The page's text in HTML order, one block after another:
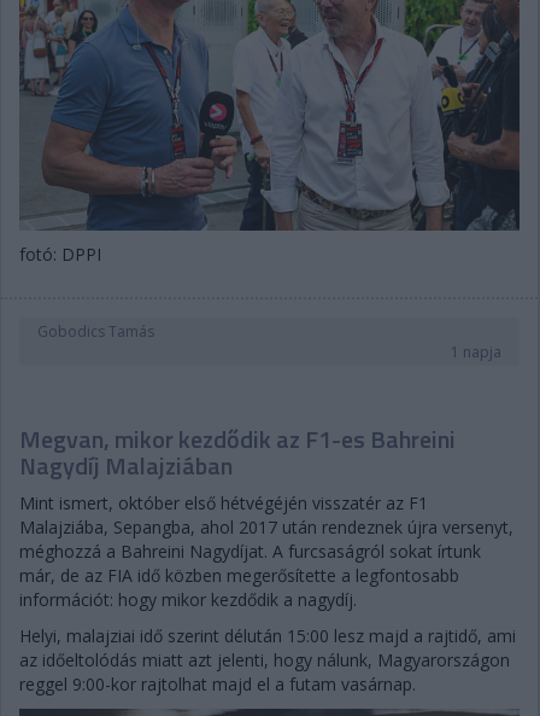
fotó: DPPI
Gobodics Tamás
1 napja
Megvan, mikor kezdődik az F1-es Bahreini
Nagydíj Malajziában
Mint ismert, október első hétvégéjén visszatér az F1
Malajziába, Sepangba, ahol 2017 után rendeznek újra versenyt,
méghozzá a Bahreini Nagydíjat. A furcsaságról sokat írtunk
már, de az FIA idő közben megerősítette a legfontosabb
információt: hogy mikor kezdődik a nagydíj.
Helyi, malajziai idő szerint délután 15:00 lesz majd a rajtidő, ami
az időeltolódás miatt azt jelenti, hogy nálunk, Magyarországon
reggel 9:00-kor rajtolhat majd el a futam vasárnap.